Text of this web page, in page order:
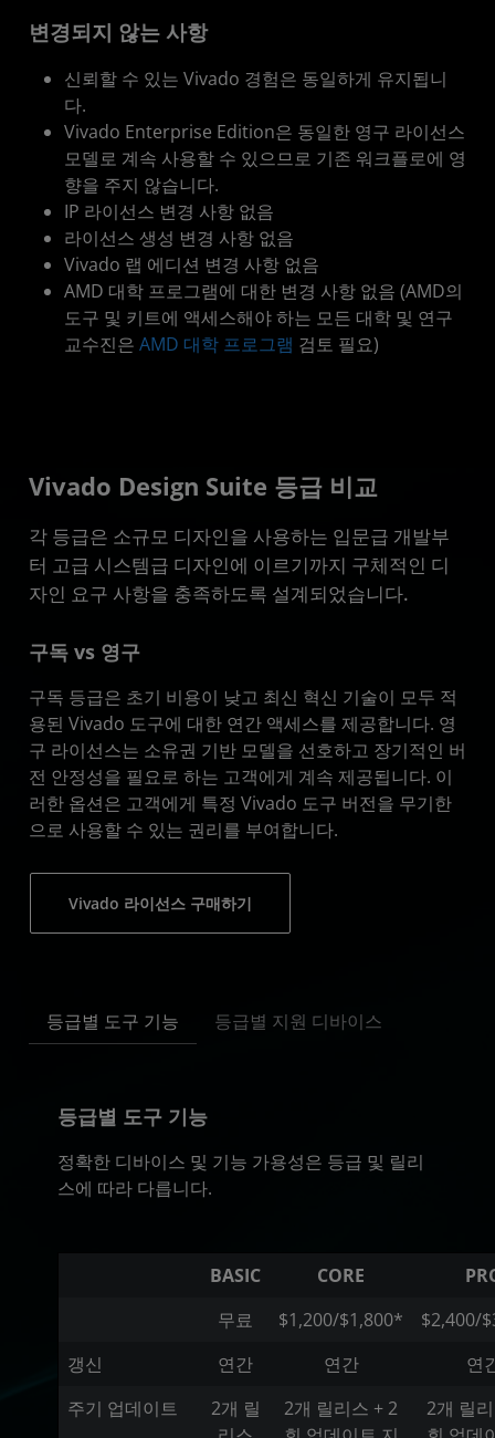
변경되지 않는 사항
신뢰할 수 있는 Vivado 경험은 동일하게 유지됩니
다.
Vivado Enterprise Edition은 동일한 영구 라이선스
모델로 계속 사용할 수 있으므로 기존 워크플로에 영
향을 주지 않습니다.
IP 라이선스 변경 사항 없음
라이선스 생성 변경 사항 없음
Vivado 랩 에디션 변경 사항 없음
AMD 대학 프로그램에 대한 변경 사항 없음 (AMD의
도구 및 키트에 액세스해야 하는 모든 대학 및 연구
교수진은 AMD 대학 프로그램 검토 필요)
Vivado Design Suite 등급 비교
각 등급은 소규모 디자인을 사용하는 입문급 개발부
터 고급 시스템급 디자인에 이르기까지 구체적인 디
자인 요구 사항을 충족하도록 설계되었습니다.
구독 vs 영구
구독 등급은 초기 비용이 낮고 최신 혁신 기술이 모두 적
용된 Vivado 도구에 대한 연간 액세스를 제공합니다. 영
구 라이선스는 소유권 기반 모델을 선호하고 장기적인 버
전 안정성을 필요로 하는 고객에게 계속 제공됩니다. 이
러한 옵션은 고객에게 특정 Vivado 도구 버전을 무기한
으로 사용할 수 있는 권리를 부여합니다.
Vivado 라이선스 구매하기
등급별 도구 기능 등급별 지원 디바이스
등급별 도구 기능
정확한 디바이스 및 기능 가용성은 등급 및 릴리
스에 따라 다릅니다.
BASIC CORE
무료
$1,200/$1,800*
$2,400/
갱신
연간 연간
연
주기 업데이트
2개 릴
2개 릴리스 + 2
2개 릴